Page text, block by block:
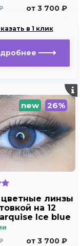
от 3 700 ₽
в 1 клик
new 26%
линзы
на 12
Ice blue
от 3 700 ₽